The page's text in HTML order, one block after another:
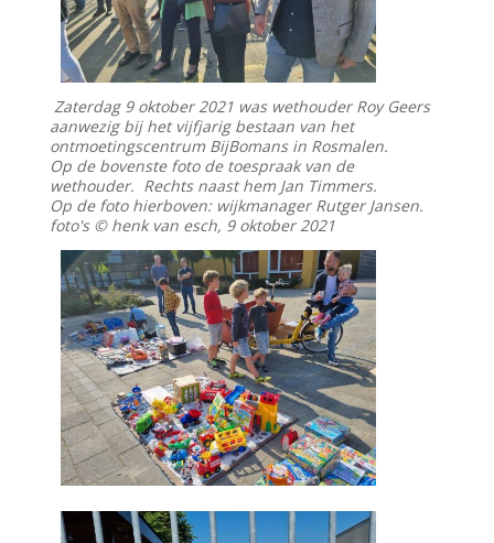
Zaterdag 9 oktober 2021 was wethouder Roy Geers
aanwezig bij het vijfjarig bestaan van het
ontmoetingscentrum BijBomans in Rosmalen.
Op de bovenste foto de toespraak van de
wethouder. Rechts naast hem Jan Timmers.
Op de foto hierboven: wijkmanager Rutger Jansen.
foto's © henk van esch, 9 oktober 2021